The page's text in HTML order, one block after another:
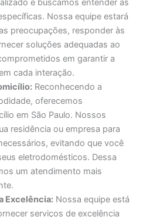
e buscamos entender as
Nossa equipe estará
preocupações, responder às
soluções adequadas ao
em garantir a
cada interação.
Reconhecendo a
oferecemos
em São Paulo. Nossos
residência ou empresa para
evitando que você
eletrodomésticos. Dessa
um atendimento mais
Excelência: Nossa equipe está
serviços de excelência